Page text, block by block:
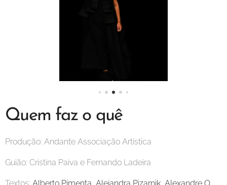
Quem faz o quê
Produção: Andante Associação Artística
Guião: Cristina Paiva e Fernando Ladeira
Textos: Alberto Pimenta Alejandra Pizarnik Alexandre O